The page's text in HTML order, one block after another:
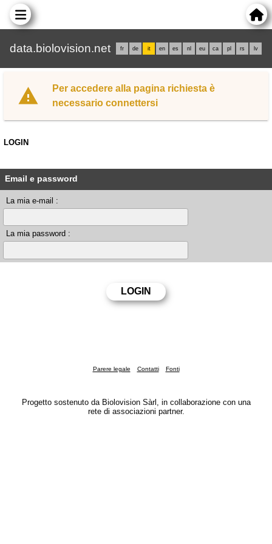
data.biolovision.net fr de it en es nl eu ca pl rs lv
Per accedere alla pagina richiesta è
necessario connettersi
LOGIN
Email e password
La mia e-mail :
La mia password :
Parere legale Contatti Fonti
Progetto sostenuto da Biolovision Sàrl, in collaborazione con una
rete di associazioni partner.